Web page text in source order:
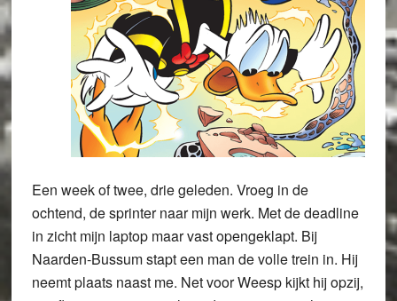
Een week of twee, drie geleden. Vroeg in de
ochtend, de sprinter naar mijn werk. Met de deadline
in zicht mijn laptop maar vast opengeklapt. Bij
Naarden-Bussum stapt een man de volle trein in. Hij
neemt plaats naast me. Net voor Weesp kijkt hij opzij,